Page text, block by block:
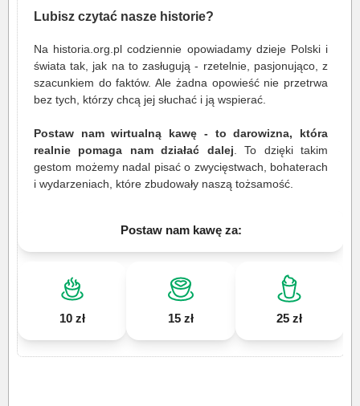
Lubisz czytać nasze historie?
Na historia.org.pl codziennie opowiadamy dzieje Polski i
świata tak, jak na to zasługują - rzetelnie, pasjonująco, z
szacunkiem do faktów. Ale żadna opowieść nie przetrwa
bez tych, którzy chcą jej słuchać i ją wspierać.
Postaw nam wirtualną kawę - to darowizna, która
realnie pomaga nam działać dalej . To dzięki takim
gestom możemy nadal pisać o zwycięstwach, bohaterach
i wydarzeniach, które zbudowały naszą tożsamość.
Postaw nam kawę za:
10 zł 15 zł 25 zł